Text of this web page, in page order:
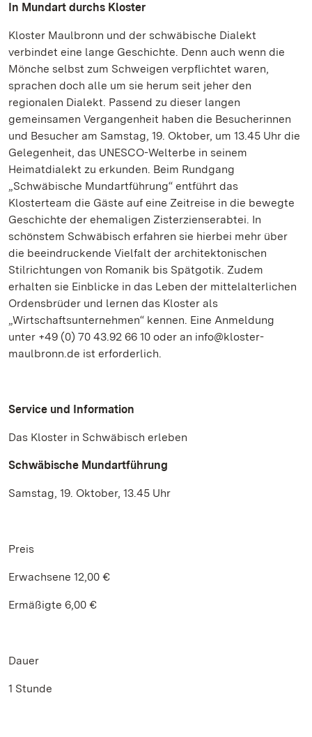
In Mundart durchs Kloster
Kloster Maulbronn und der schwäbische Dialekt
verbindet eine lange Geschichte. Denn auch wenn die
Mönche selbst zum Schweigen verpflichtet waren,
sprachen doch alle um sie herum seit jeher den
regionalen Dialekt. Passend zu dieser langen
gemeinsamen Vergangenheit haben die Besucherinnen
und Besucher am Samstag, 19. Oktober, um 13.45 Uhr die
Gelegenheit, das UNESCO-Welterbe in seinem
Heimatdialekt zu erkunden. Beim Rundgang
„Schwäbische Mundartführung“ entführt das
Klosterteam die Gäste auf eine Zeitreise in die bewegte
Geschichte der ehemaligen Zisterzienserabtei. In
schönstem Schwäbisch erfahren sie hierbei mehr über
die beeindruckende Vielfalt der architektonischen
Stilrichtungen von Romanik bis Spätgotik. Zudem
erhalten sie Einblicke in das Leben der mittelalterlichen
Ordensbrüder und lernen das Kloster als
„Wirtschaftsunternehmen“ kennen. Eine Anmeldung
unter +49 (0) 70 43.92 66 10 oder an info@kloster-
maulbronn.de ist erforderlich.
Service und Information
Das Kloster in Schwäbisch erleben
Schwäbische Mundartführung
Samstag, 19. Oktober, 13.45 Uhr
Preis
Erwachsene 12,00 €
Ermäßigte 6,00 €
Dauer
1 Stunde